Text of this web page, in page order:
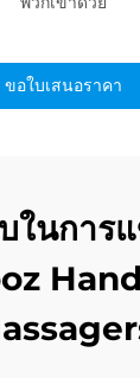
ขอใบเสนอราคา
ในการ